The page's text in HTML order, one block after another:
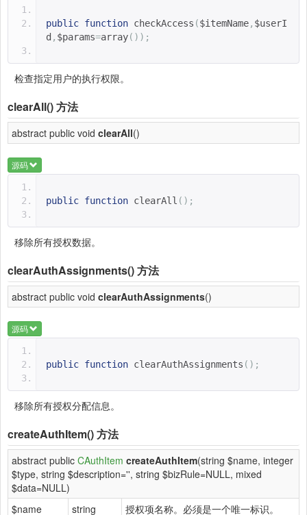
public function checkAccess ($itemName, $userI
d , $params=array());
检查指定用户的执行权限。
clearAll()方法
abstract public void clearAll()
源码
public function clearAll ();
移除所有授权数据。
clearAuthAssignments()方法
abstract public void clearAuthAssignments()
源码
public function clearAuthAssignments ();
移除所有授权分配信息。
createAuthItem()方法
abstract public CAuthItem createAuthItem(string $name, integer
$type, string $description='', string $bizRule=NULL, mixed
$data=NULL)
$name
string
授权项名称。必须是一个唯一标识。